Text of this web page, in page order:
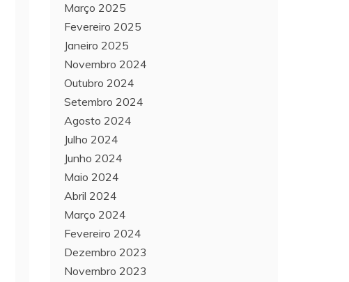
Março 2025
Fevereiro 2025
Janeiro 2025
Novembro 2024
Outubro 2024
Setembro 2024
Agosto 2024
Julho 2024
Junho 2024
Maio 2024
Abril 2024
Março 2024
Fevereiro 2024
Dezembro 2023
Novembro 2023